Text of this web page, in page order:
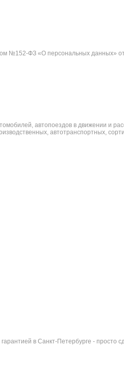
№152-ФЗ «О персональных данных»
автопоездов в движении и
автотранспортных,
в Санкт-Петербурге -